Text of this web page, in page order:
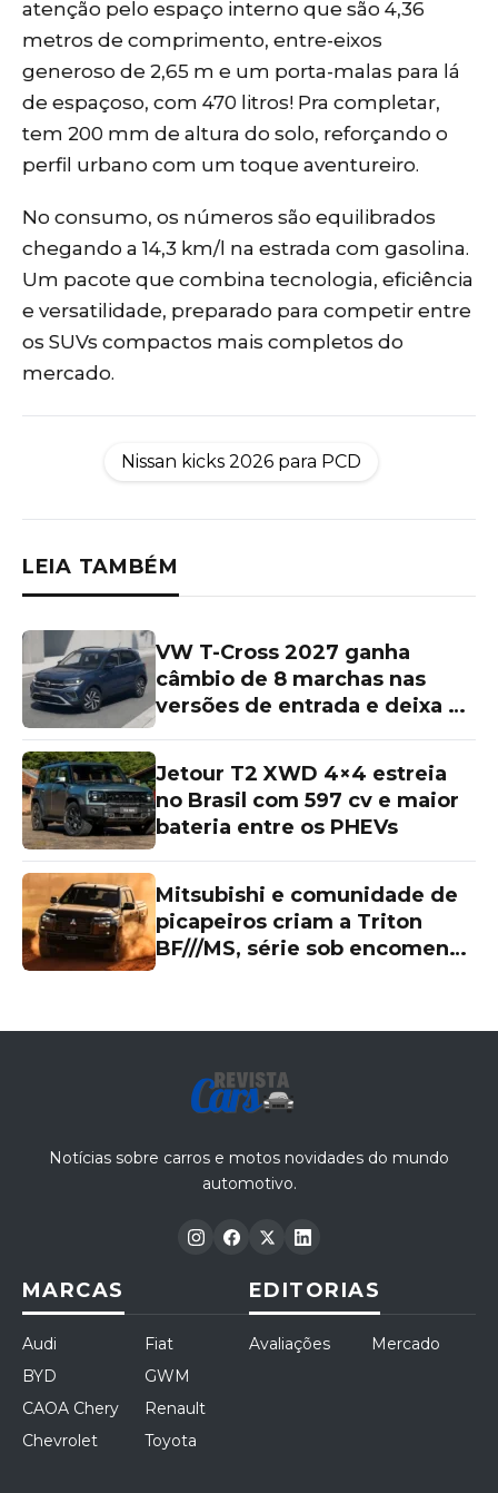
atenção pelo espaço interno que são 4,36
metros de comprimento, entre-eixos
generoso de 2,65 m e um porta-malas para lá
de espaçoso, com 470 litros! Pra completar,
tem 200 mm de altura do solo, reforçando o
perfil urbano com um toque aventureiro.
No consumo, os números são equilibrados
chegando a 14,3 km/l na estrada com gasolina.
Um pacote que combina tecnologia, eficiência
e versatilidade, preparado para competir entre
os SUVs compactos mais completos do
mercado.
Nissan kicks 2026 para PCD
LEIA TAMBÉM
VW T-Cross 2027 ganha
câmbio de 8 marchas nas
versões de entrada e deixa as
Jetour T2 XWD 4×4 estreia
no Brasil com 597 cv e maior
bateria entre os PHEVs
Mitsubishi e comunidade de
picapeiros criam a Triton
BF///MS, série sob encomenda
Notícias sobre carros e motos novidades do mundo
automotivo.
MARCAS
Audi
BYD
CAOA Chery
Chevrolet
Fiat
GWM
Renault
Toyota
EDITORIAS
Avaliações Mercado